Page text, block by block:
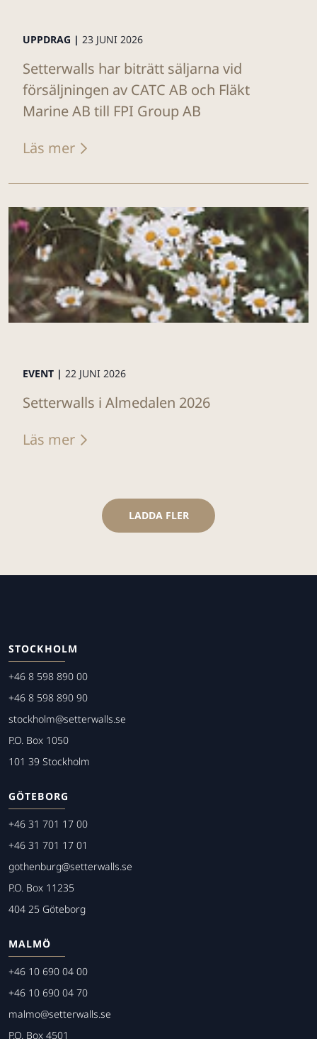
UPPDRAG | 23 JUNI 2026
Setterwalls har biträtt säljarna vid
försäljningen av CATC AB och Fläkt
Marine AB till FPI Group AB
Läs mer
EVENT | 22 JUNI 2026
Setterwalls i Almedalen 2026
Läs mer
LADDA FLER
STOCKHOLM
+46 8 598 890 00
+46 8 598 890 90
stockholm@setterwalls.se
P.O. Box 1050
101 39 Stockholm
GÖTEBORG
+46 31 701 17 00
+46 31 701 17 01
gothenburg@setterwalls.se
P.O. Box 11235
404 25 Göteborg
MALMÖ
+46 10 690 04 00
+46 10 690 04 70
malmo@setterwalls.se
P.O. Box 4501